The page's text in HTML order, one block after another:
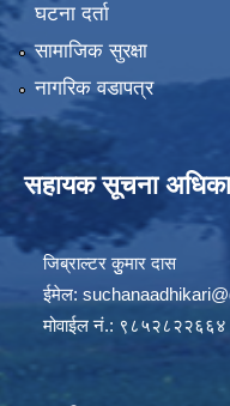
घटना दर्ता
सामाजिक सुरक्षा
नागरिक वडापत्र
सहायक सूचना
जिब्राल्टर कुुमार दास
ईमेल:
मोवाईल नं.: ९८५२८२२६६४